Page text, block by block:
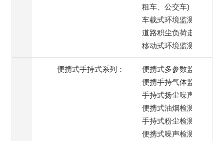
租车、公交车)
车载式环境监测系统
道路积尘负荷走航监测
移动式环境监测系统
便携式手持式系列：
便携式多参数监测仪
便携手持气体监测仪
手持式扬尘噪声监测仪
便携式油烟检测仪
手持式粉尘检测仪
便携式噪声检测仪